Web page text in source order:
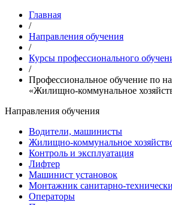
Главная
/
Направления обучения
/
Курсы профессионального
/
Профессиональное обучение по
«Жилищно-коммунальное
Направления обучения
Водители, машинисты
Жилищно-коммунальное
Контроль и эксплуатация
Лифтер
Машинист установок
Монтажник санитарно-
Операторы